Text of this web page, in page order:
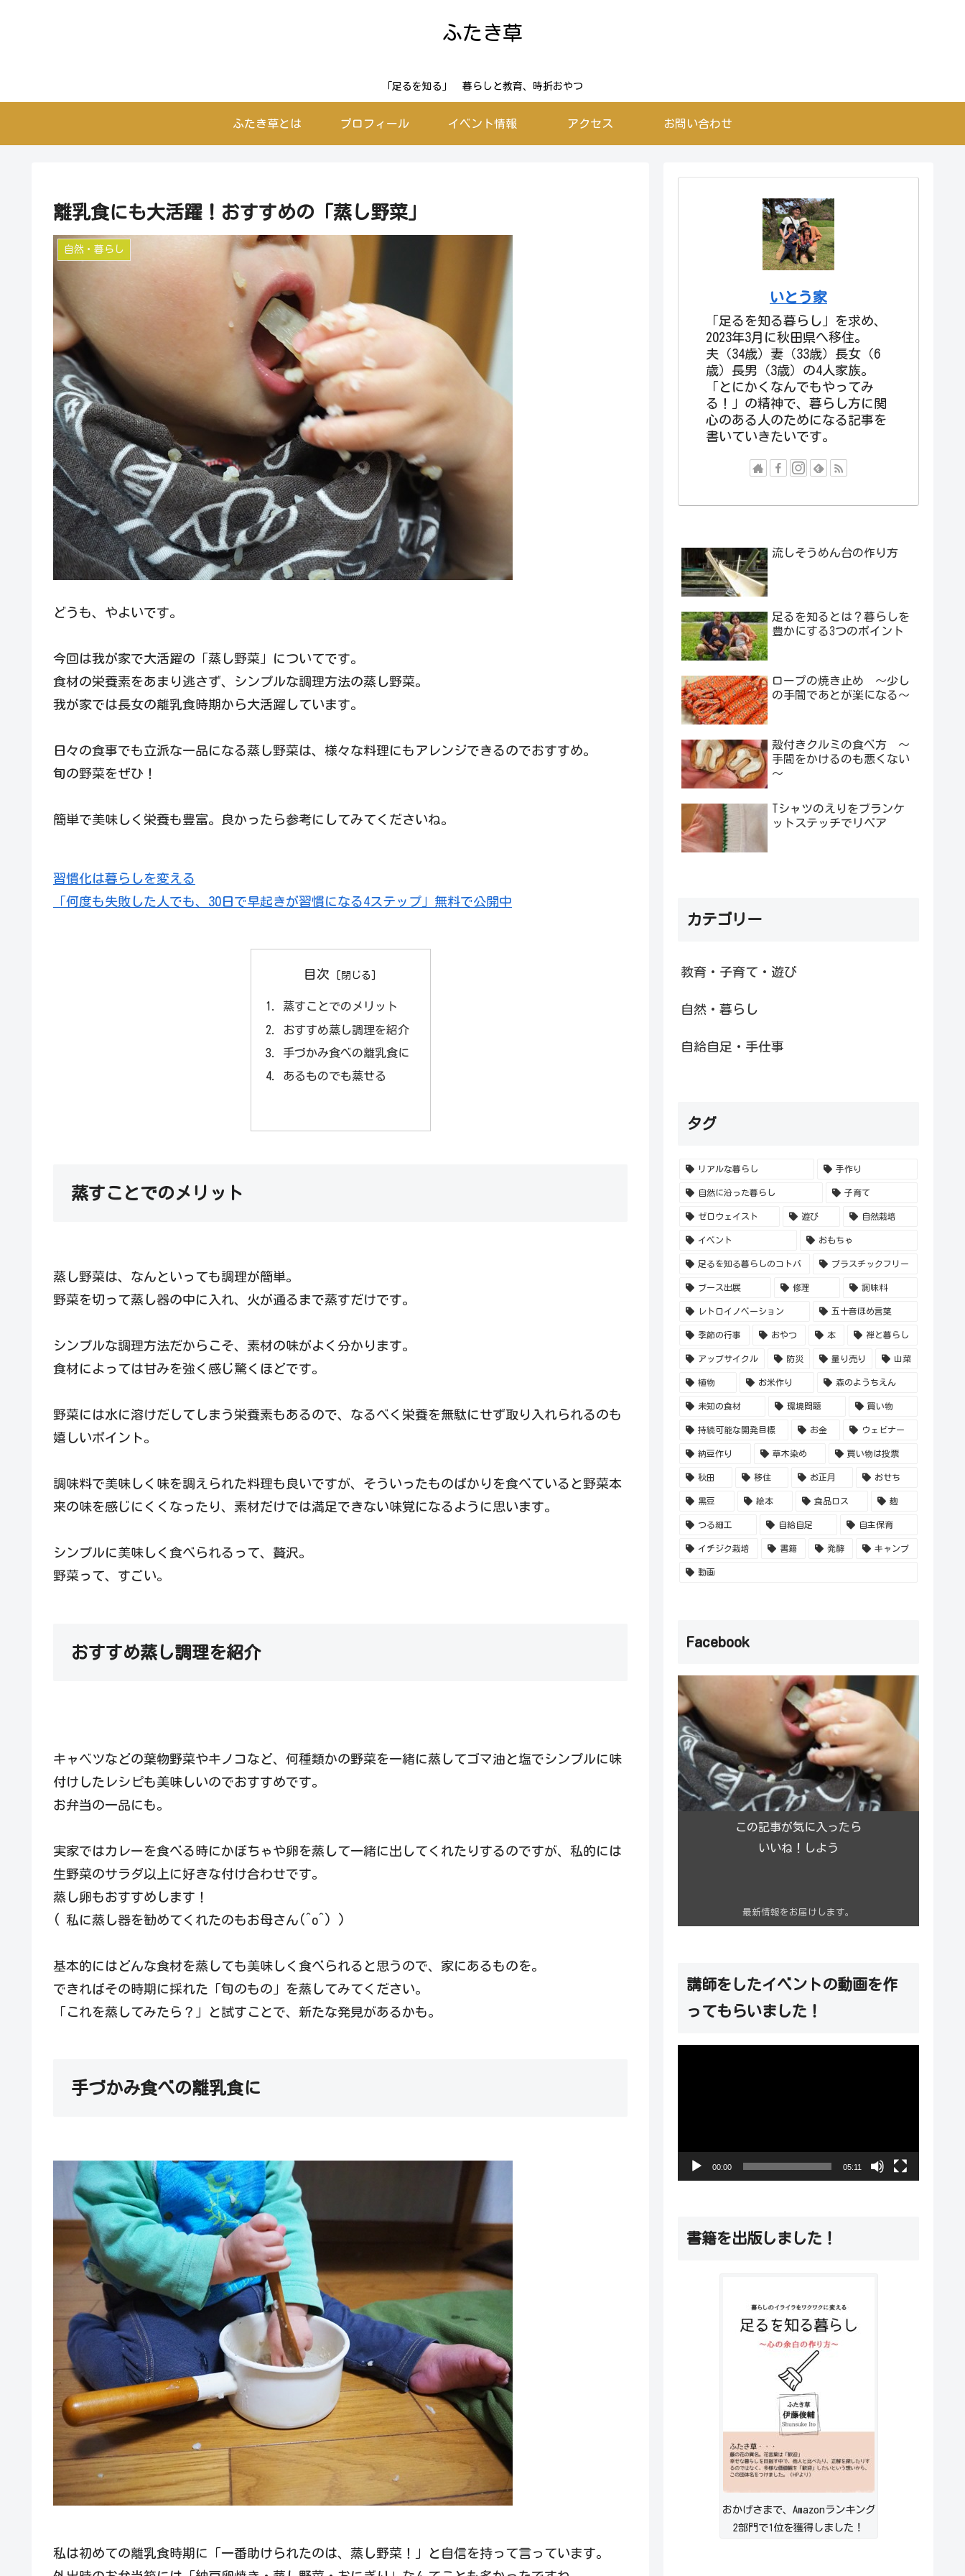
ふたき草
「足るを知る」 暮らしと教育、時折おやつ
ふたき草とは プロフィール イベント情報 アクセス お問い合わせ
離乳食にも大活躍！おすすめの「蒸し野菜」
自然・暮らし
どうも、やよいです。
今回は我が家で大活躍の「蒸し野菜」についてです。
食材の栄養素をあまり逃さず、シンプルな調理方法の蒸し野菜。
我が家では長女の離乳食時期から大活躍しています。
日々の食事でも立派な一品になる蒸し野菜は、様々な料理にもアレンジできるのでおすすめ。
旬の野菜をぜひ！
簡単で美味しく栄養も豊富。良かったら参考にしてみてくださいね。
習慣化は暮らしを変える
「何度も失敗した人でも、30日で早起きが習慣になる4ステップ」無料で公開中
目次
蒸すことでのメリット
おすすめ蒸し調理を紹介
手づかみ食べの離乳食に
あるものでも蒸せる
蒸すことでのメリット
蒸し野菜は、なんといっても調理が簡単。
野菜を切って蒸し器の中に入れ、火が通るまで蒸すだけです。
シンプルな調理方法だからこそ、素材の味がよく分かります。
食材によっては甘みを強く感じ驚くほどです。
野菜には水に溶けだしてしまう栄養素もあるので、なるべく栄養を無駄にせず取り入れられるのも
嬉しいポイント。
調味料で美味しく味を調えられた料理も良いですが、そういったものばかりを食べていると野菜本
来の味を感じにくくなったり、素材だけでは満足できない味覚になるように思います。
シンプルに美味しく食べられるって、贅沢。
野菜って、すごい。
おすすめ蒸し調理を紹介
キャベツなどの葉物野菜やキノコなど、何種類かの野菜を一緒に蒸してゴマ油と塩でシンプルに味
付けしたレシピも美味しいのでおすすめです。
お弁当の一品にも。
実家ではカレーを食べる時にかぼちゃや卵を蒸して一緒に出してくれたりするのですが、私的には
生野菜のサラダ以上に好きな付け合わせです。
蒸し卵もおすすめします！
( 私に蒸し器を勧めてくれたのもお母さん(^o^) )
基本的にはどんな食材を蒸しても美味しく食べられると思うので、家にあるものを。
できればその時期に採れた「旬のもの」を蒸してみてください。
「これを蒸してみたら？」と試すことで、新たな発見があるかも。
手づかみ食べの離乳食に
私は初めての離乳食時期に「一番助けられたのは、蒸し野菜！」と自信を持って言っています。
いとう家
「足るを知る暮らし」を求め、
2023年3月に秋田県へ移住。
夫（34歳）妻（33歳）長女（6
歳）長男（3歳）の4人家族。
「とにかくなんでもやってみ
る！」の精神で、暮らし方に関
心のある人のためになる記事を
書いていきたいです。
流しそうめん台の作り方
足るを知るとは？暮らしを
豊かにする3つのポイント
ロープの焼き止め ～少し
の手間であとが楽になる～
殻付きクルミの食べ方 ～
手間をかけるのも悪くない
～
Tシャツのえりをブランケ
ットステッチでリペア
カテゴリー
教育・子育て・遊び
自然・暮らし
自給自足・手仕事
タグ
リアルな暮らし 手作り
自然に沿った暮らし 子育て
ゼロウェイスト 遊び 自然栽培
イベント おもちゃ
足るを知る暮らしのコトバ プラスチックフリー
ブース出展 修理 調味料
レトロイノベーション 五十音ほめ言葉
季節の行事 おやつ 本 禅と暮らし
アップサイクル 防災 量り売り 山菜
植物 お米作り 森のようちえん
未知の食材 環境問題 買い物
持続可能な開発目標 お金 ウェビナー
納豆作り 草木染め 買い物は投票
秋田 移住 お正月 おせち
黒豆 絵本 食品ロス 麹
つる細工 自給自足 自主保育
イチジク栽培 書籍 発酵 キャンプ
動画
Facebook
この記事が気に入ったら
いいね！しよう
最新情報をお届けします。
講師をしたイベントの動画を作
ってもらいました！
00:00 05:11
書籍を出版しました！
おかげさまで、Amazonランキング
2部門で1位を獲得しました！